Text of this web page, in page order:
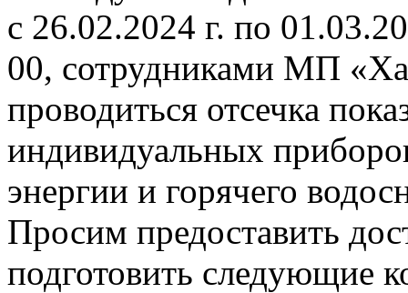
с 26.02.2024 г. по
00, сотрудниками МП
проводиться отсечка
индивидуальных
энергии и горячего
Просим предоставить
подготовить следующие